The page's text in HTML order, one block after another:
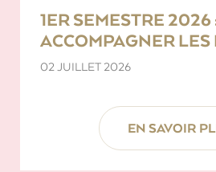
1ER SEMESTRE 2026
ACCOMPAGNER LES
02 JUILLET 2026
EN SAVOIR